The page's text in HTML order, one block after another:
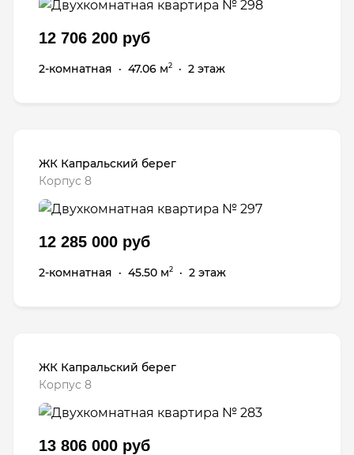
12 706 200 руб
2-комнатная · 47.06 м2 · 2 этаж
ЖК Капральский берег
Корпус 8
12 285 000 руб
2-комнатная · 45.50 м2 · 2 этаж
ЖК Капральский берег
Корпус 8
13 806 000 руб